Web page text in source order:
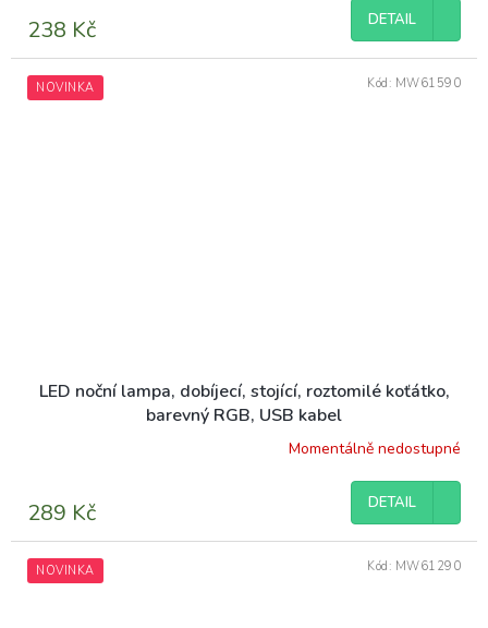
je
z
238 Kč DETAIL
NOVINKA
LED noční lampa, dobíjecí, stojící, roztomilé koťátko,
barevný RGB, USB kabel
Momentálně nedostupné
289 Kč DETAIL
Kód: MW61590
NOVINKA Kód: MW61290